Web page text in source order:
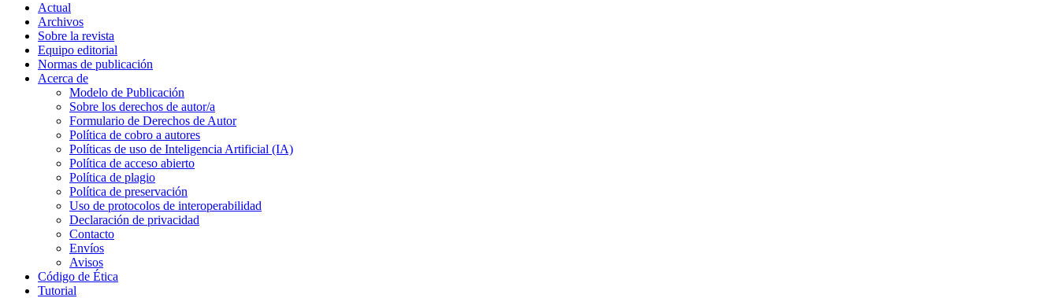
Actual
Archivos
Sobre la revista
Equipo editorial
Normas de publicación
Acerca de
Modelo de Publicación
Sobre los derechos de autor/a
Formulario de Derechos de Autor
Política de cobro a autores
Políticas de uso de Inteligencia Artificial (IA)
Política de acceso abierto
Política de plagio
Política de preservación
Uso de protocolos de interoperabilidad
Declaración de privacidad
Contacto
Envíos
Avisos
Código de Ética
Tutorial